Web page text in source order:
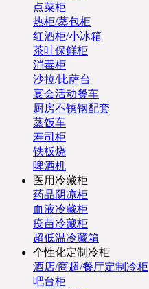
点菜柜
热柜/蒸包柜
红酒柜/小冰箱
茶叶保鲜柜
消毒柜
沙拉/比萨台
宴会活动餐车
厨房不锈钢配套
蒸饭车
寿司柜
铁板烧
啤酒机
医用冷藏柜
药品阴凉柜
血液冷藏柜
疫苗冷藏柜
超低温冷藏箱
个性化定制冷柜
酒店/商超/餐厅定制冷柜
吧台柜